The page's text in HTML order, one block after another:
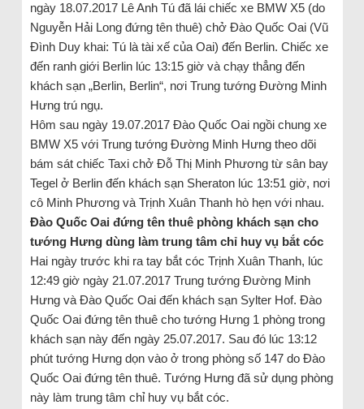
ngày 18.07.2017 Lê Anh Tú đã lái chiếc xe BMW X5 (do
Nguyễn Hải Long đứng tên thuê) chở Đào Quốc Oai (Vũ
Đình Duy khai: Tú là tài xế của Oai) đến Berlin. Chiếc xe
đến ranh giới Berlin lúc 13:15 giờ và chạy thẳng đến
khách sạn „Berlin, Berlin“, nơi Trung tướng Đường Minh
Hưng trú ngụ.
Hôm sau ngày 19.07.2017 Đào Quốc Oai ngồi chung xe
BMW X5 với Trung tướng Đường Minh Hưng theo dõi
bám sát chiếc Taxi chở Đỗ Thị Minh Phương từ sân bay
Tegel ở Berlin đến khách sạn Sheraton lúc 13:51 giờ, nơi
cô Minh Phương và Trịnh Xuân Thanh hò hẹn với nhau.
Đào Quốc Oai đứng tên thuê phòng khách sạn cho
tướng Hưng dùng làm trung tâm chỉ huy vụ bắt cóc
Hai ngày trước khi ra tay bắt cóc Trịnh Xuân Thanh, lúc
12:49 giờ ngày 21.07.2017 Trung tướng Đường Minh
Hưng và Đào Quốc Oai đến khách sạn Sylter Hof. Đào
Quốc Oai đứng tên thuê cho tướng Hưng 1 phòng trong
khách sạn này đến ngày 25.07.2017. Sau đó lúc 13:12
phút tướng Hưng dọn vào ở trong phòng số 147 do Đào
Quốc Oai đứng tên thuê. Tướng Hưng đã sử dụng phòng
này làm trung tâm chỉ huy vụ bắt cóc.